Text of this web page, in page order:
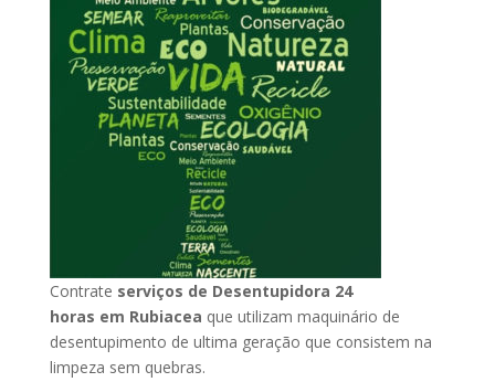
Contrate serviços de Desentupidora 24
horas em Rubiacea que utilizam maquinário de
desentupimento de ultima geração que consistem na
limpeza sem quebras.